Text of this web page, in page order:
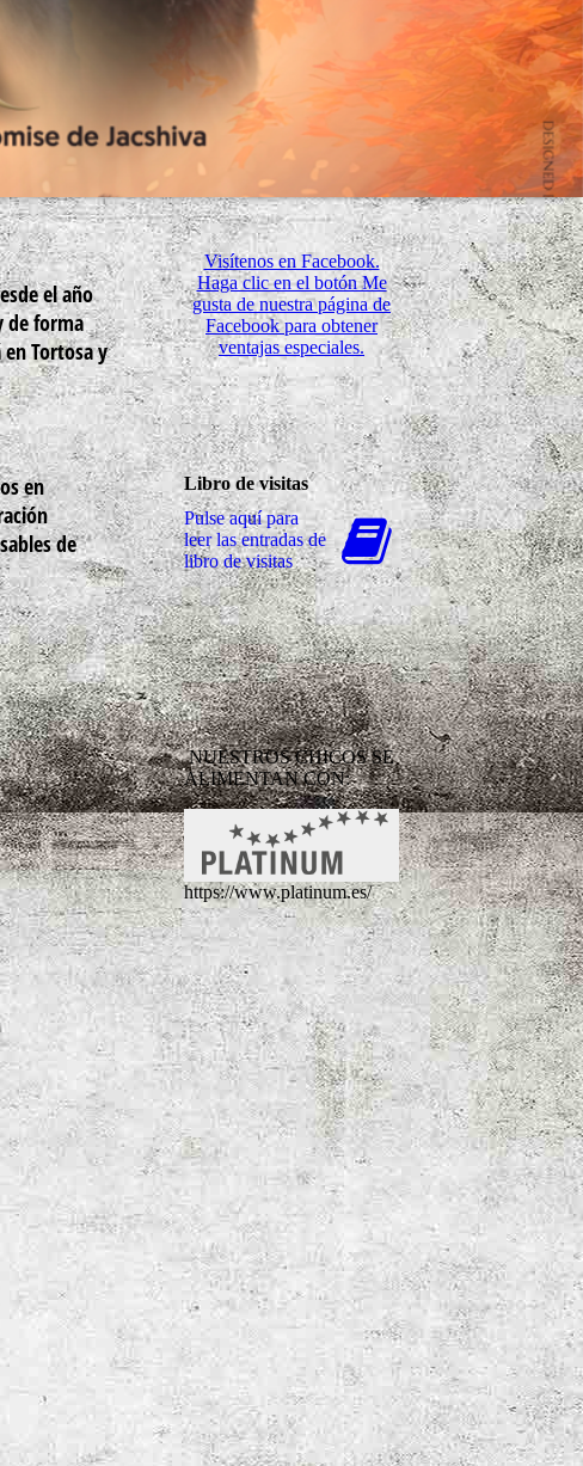
el año
de forma
Tortosa y
en
de
Visítenos en Facebook.
Haga clic en el botón Me
gusta de nuestra página de
Facebook para obtener
ventajas especiales.
Libro de visitas
Pulse aquí para
leer las entradas de
libro de visitas
NUESTROS CHICOS SE
ALIMENTAN CON:
https://www.platinum.es/